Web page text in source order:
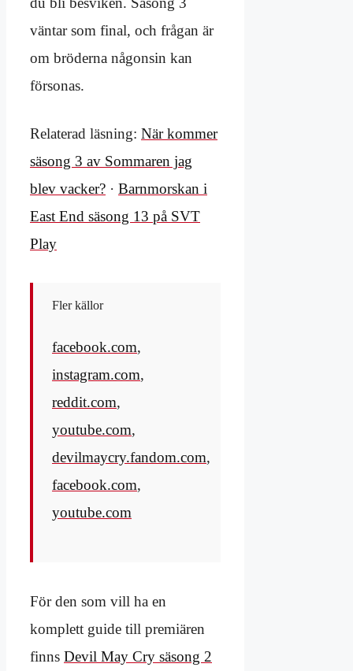
väntar som final, och frågan är
om bröderna någonsin kan
försonas.
Relaterad läsning: När kommer
säsong 3 av Sommaren jag
blev vacker? · Barnmorskan i
East End säsong 13 på SVT
Play
Fler källor
facebook.com,
instagram.com,
reddit.com,
youtube.com,
devilmaycry.fandom.com,
facebook.com,
youtube.com
För den som vill ha en
komplett guide till premiären
finns Devil May Cry säsong 2